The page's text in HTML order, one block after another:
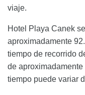
viaje.
Hotel Playa Canek
aproximadamente
tiempo de recorrido
de
tiempo puede variar